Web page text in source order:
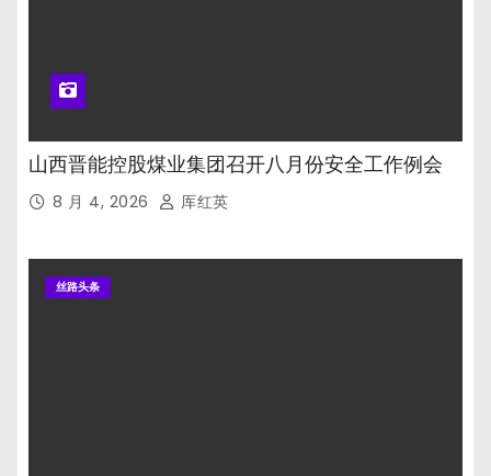
山西晋能控股煤业集团召开八月份安全工作例会
8 月 4, 2026 厍红英
丝路头条